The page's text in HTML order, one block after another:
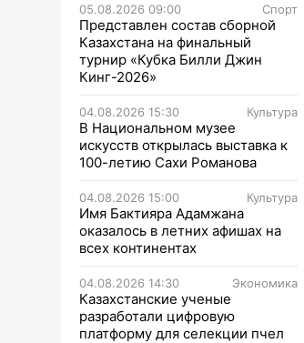
05.08.2026 09:00 Спорт
Представлен состав сборной
Казахстана на финальный
турнир «Кубка Билли Джин
Кинг-2026»
04.08.2026 15:30 Культура
В Национальном музее
искусств открылась выставка к
100-летию Сахи Романова
04.08.2026 15:00 Культура
Имя Бактияра Адамжана
оказалось в летних афишах на
всех континентах
04.08.2026 14:30 Экономика
Казахстанские ученые
разработали цифровую
платформу для селекции пчел